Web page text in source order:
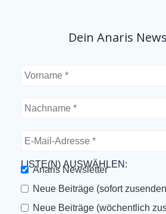
Dein Anaris
LISTE(N) AUSWÄHLEN:
Anaris Newsletter
Neue Beiträge (sofort
Neue Beiträge (wöchentlich